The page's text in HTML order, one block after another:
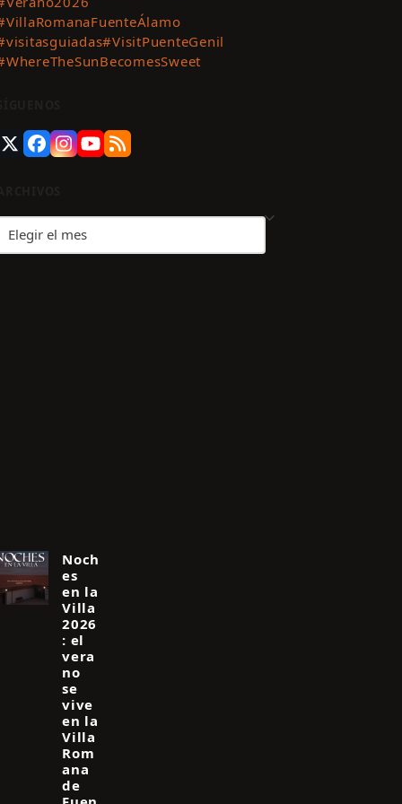
#VisitPuenteGenil
Twitter
Facebook
Instagram
YouTube
RSS
Archivos
Noch
es
en la
Villa
2026
: el
vera
no
se
vive
en la
Villa
Rom
ana
de